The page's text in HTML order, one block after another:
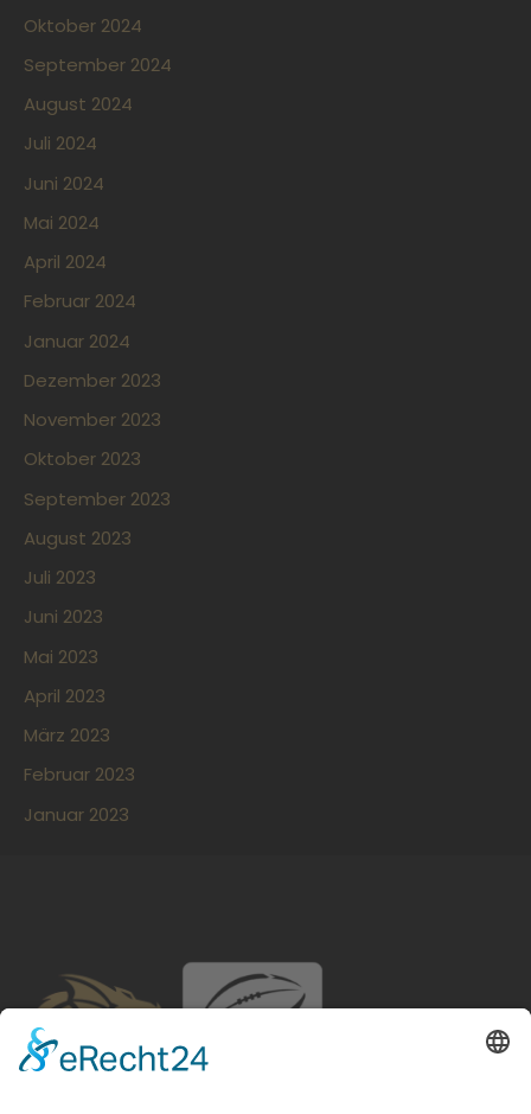
Oktober 2024
September 2024
August 2024
Juli 2024
Juni 2024
Mai 2024
April 2024
Februar 2024
Januar 2024
Dezember 2023
November 2023
Oktober 2023
September 2023
August 2023
Juli 2023
Juni 2023
Mai 2023
April 2023
März 2023
Februar 2023
Januar 2023